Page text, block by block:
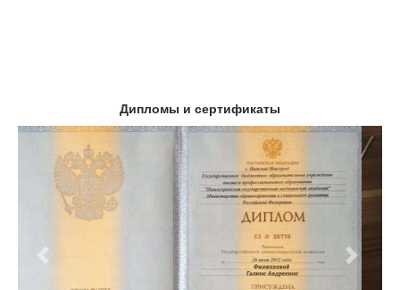
Дипломы и сертификаты
Предыдущий